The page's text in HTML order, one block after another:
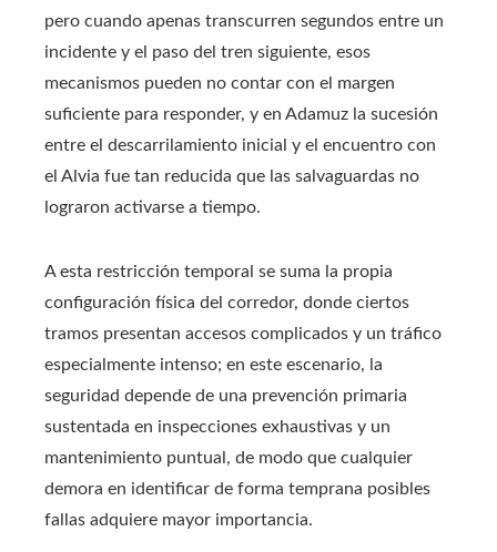
pero cuando apenas transcurren segundos entre un
incidente y el paso del tren siguiente, esos
mecanismos pueden no contar con el margen
suficiente para responder, y en Adamuz la sucesión
entre el descarrilamiento inicial y el encuentro con
el Alvia fue tan reducida que las salvaguardas no
lograron activarse a tiempo.
A esta restricción temporal se suma la propia
configuración física del corredor, donde ciertos
tramos presentan accesos complicados y un tráfico
especialmente intenso; en este escenario, la
seguridad depende de una prevención primaria
sustentada en inspecciones exhaustivas y un
mantenimiento puntual, de modo que cualquier
demora en identificar de forma temprana posibles
fallas adquiere mayor importancia.